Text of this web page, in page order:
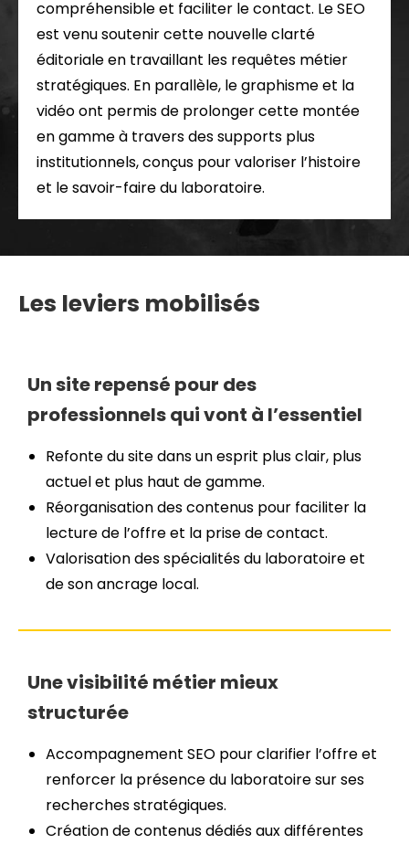
compréhensible et faciliter le contact. Le SEO
est venu soutenir cette nouvelle clarté
éditoriale en travaillant les requêtes métier
stratégiques. En parallèle, le graphisme et la
vidéo ont permis de prolonger cette montée
en gamme à travers des supports plus
institutionnels, conçus pour valoriser l’histoire
et le savoir-faire du laboratoire.
Les leviers mobilisés
Un site repensé pour des
professionnels qui vont à l’essentiel
Refonte du site dans un esprit plus clair, plus
actuel et plus haut de gamme.
Réorganisation des contenus pour faciliter la
lecture de l’offre et la prise de contact.
Valorisation des spécialités du laboratoire et
de son ancrage local.
Une visibilité métier mieux
structurée
Accompagnement SEO pour clarifier l’offre et
renforcer la présence du laboratoire sur ses
recherches stratégiques.
Création de contenus dédiés aux différentes